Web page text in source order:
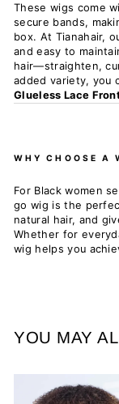
These wigs come
secure bands,
box. At Tianahair,
and easy to
hair—straighten,
added variety, you
Glueless Lace
WHY CHOOSE A
For Black women
go wig is the
natural hair, and
Whether for
wig helps you
YOU MAY